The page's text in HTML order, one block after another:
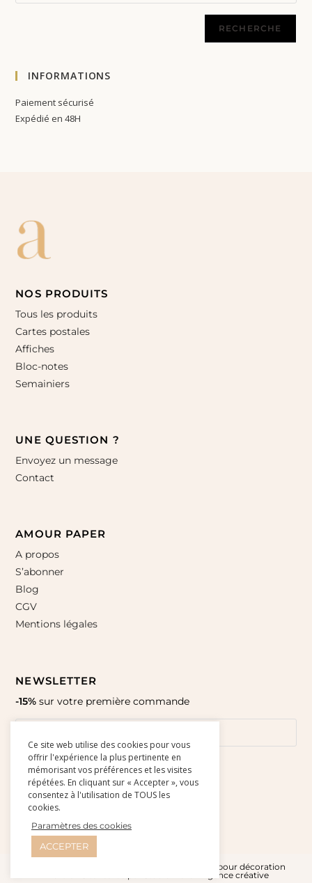
RECHERCHE
INFORMATIONS
Paiement sécurisé
Expédié en 48H
NOS PRODUITS
Tous les produits
Cartes postales
Affiches
Bloc-notes
Semainiers
UNE QUESTION ?
Envoyez un message
Contact
AMOUR PAPER
A propos
S’abonner
Blog
CGV
Mentions légales
NEWSLETTER
-15% sur votre première commande
© Amour Paper 2015-2026 l Affiches et cartes pour décoration
Studio Doré - Agence créative
Ce site web utilise des cookies pour vous
offrir l'expérience la plus pertinente en
mémorisant vos préférences et les visites
répétées. En cliquant sur « Accepter », vous
consentez à l'utilisation de TOUS les
cookies.
Paramètres des cookies
ACCEPTER